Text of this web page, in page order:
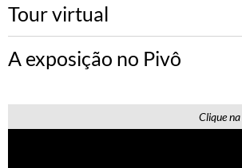
Tour virtual
A exposição no Pivô
Clique